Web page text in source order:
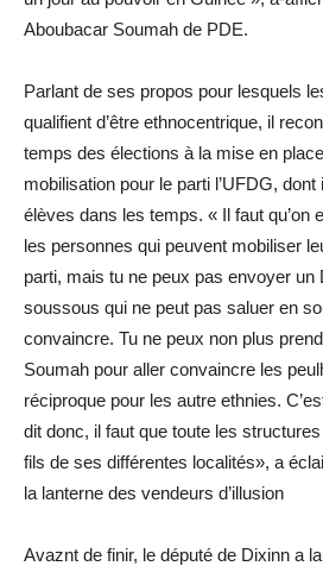
Aboubacar Soumah de PDE.
Parlant de ses propos pour lesquels
qualifient d’être ethnocentrique, il
temps des élections à la mise en
mobilisation pour le parti l’UFDG, dont
élèves dans les temps. « Il faut qu’on
les personnes qui peuvent mobiliser
parti, mais tu ne peux pas envoyer un
soussous qui ne peut pas saluer en
convaincre. Tu ne peux non plus
Soumah pour aller convaincre les
réciproque pour les autre ethnies.
dit donc, il faut que toute les
fils de ses différentes localités», a
la lanterne des vendeurs d’illusion
Avaznt de finir, le député de Dixinn a